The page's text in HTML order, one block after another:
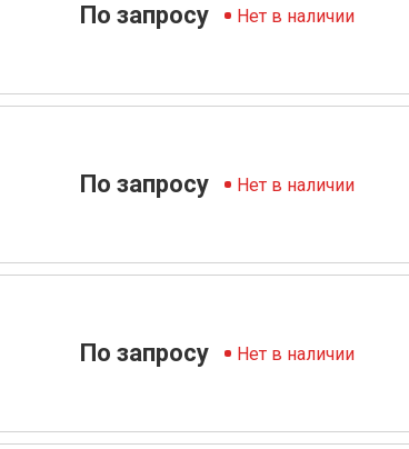
По запросу Нет в наличии
По запросу Нет в наличии
По запросу Нет в наличии